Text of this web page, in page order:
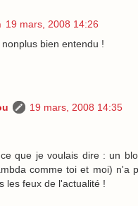
19 mars, 2008 14:26
bien entendu !
19 mars, 2008 14:35
que je voulais dire : un
comme toi et moi) n'a
les feux de l'actualité !